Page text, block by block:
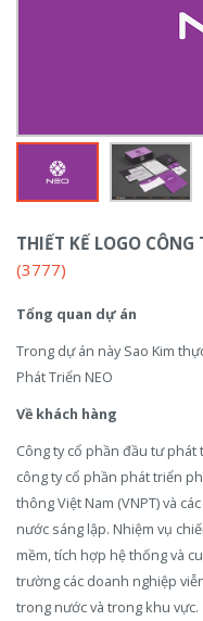
THIẾT KẾ LOGO CÔNG
(3777)
Tổng quan dự án
Trong dự án này Sao Kim
Phát Triển NEO
Về khách hàng
Công ty cổ phần đầu tư phát
công ty cổ phần phát triển
thông Việt Nam (VNPT) và
nước sáng lập. Nhiệm vụ
mềm, tích hợp hệ thống và
trường các doanh nghiệp
trong nước và trong khu vực.